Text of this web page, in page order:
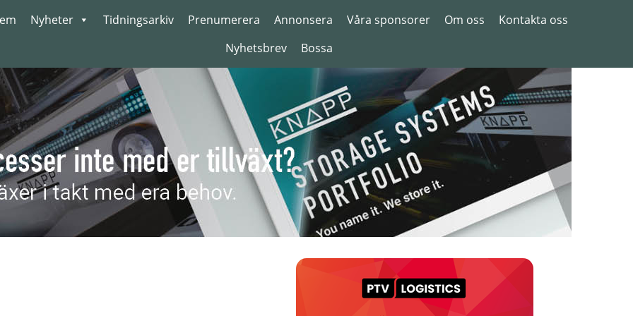
Nyheter Tidningsarkiv Prenumerera Annonsera Våra sponsorer Om oss
Kontakta oss
Nyhetsbrev
Bossa